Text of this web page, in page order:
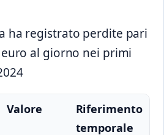
ha registrato perdite pari
al giorno nei primi
Valore
Riferimento
temporale